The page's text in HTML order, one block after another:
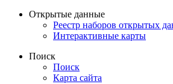
Открытые данные
Реестр наборов открытых
Интерактивные карты
Поиск
Поиск
Карта сайта